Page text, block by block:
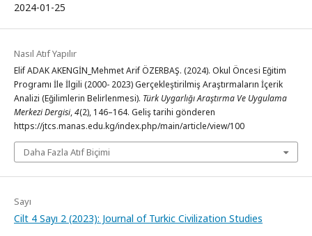
2024-01-25
Nasıl Atıf Yapılır
Elif ADAK AKENGİN_Mehmet Arif ÖZERBAŞ. (2024). Okul Öncesi Eğitim
Programı İle İlgili (2000- 2023) Gerçekleştirilmiş Araştırmaların İçerik
Analizi (Eğilimlerin Belirlenmesi). Türk Uygarlığı Araştırma Ve Uygulama
Merkezi Dergisi,4(2), 146–164. Geliş tarihi gönderen
https://jtcs.manas.edu.kg/index.php/main/article/view/100
Daha Fazla Atıf Biçimi
Sayı
Cilt 4 Sayı 2 (2023): Journal of Turkic Civilization Studies